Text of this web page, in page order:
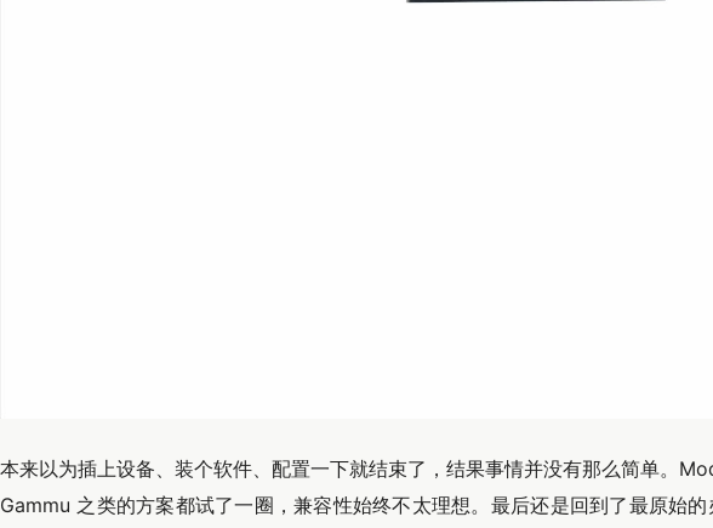
本来以为插上设备、装个软件、配置一下就结束了，结果事情并没有那么简单。
Gammu 之类的方案都试了一圈，兼容性始终不太理想。最后还是回到了最原始